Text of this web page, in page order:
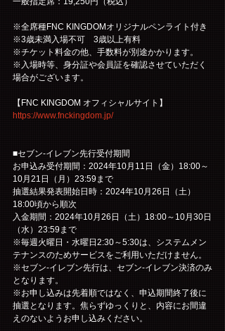
※全席種FNC KINGDOMオリジナルペンライト付き
※3歳未満入場不可　3歳以上有料
※チケット料金の他、手数料が別途かかります。
※入場時等、身分証や会員証を確認させていただく
場合がございます。
【FNC KINGDOM オフィシャルサイト】
https://www.fnckingdom.jp/
■セブン-イレブン先行受付期間
お申込み受付期間：2024年10月11日（金）18:00～
10月21日（月）23:59まで
抽選結果発表開始日時：2024年10月26日（土）
18:00頃から順次
入金期間：2024年10月26日（土）18:00～10月30日
（水）23:59まで
※毎週火曜日・水曜日2:30～5:30は、システムメン
テナンスのためサービスをご利用いただけません。
※セブン-イレブン先行は、セブン-イレブン決済のみ
となります。
※お申し込みは先着順ではなく、申込期間終了後に
抽選となります。焦らずゆっくりと、内容にお間違
えのないようお申し込みください。